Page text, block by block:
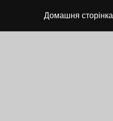
Домашня сторінка